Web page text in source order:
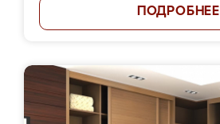
ПОДРОБНЕЕ